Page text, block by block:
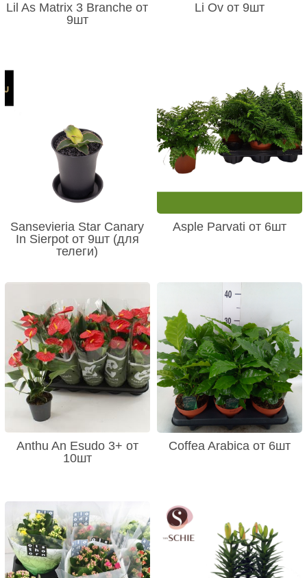
Lil As Matrix 3 Branche от
9шт
Li Ov от 9шт
Sansevieria Star Canary
In Sierpot от 9шт (для
телеги)
Asple Parvati от 6шт
Anthu An Esudo 3+ от
10шт
Coffea Arabica от 6шт